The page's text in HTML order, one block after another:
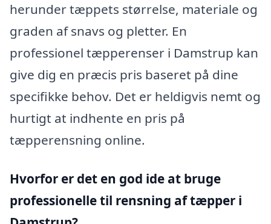
herunder tæppets størrelse, materiale og
graden af snavs og pletter. En
professionel tæpperenser i Damstrup kan
give dig en præcis pris baseret på dine
specifikke behov. Det er heldigvis nemt og
hurtigt at indhente en pris på
tæpperensning online.
Hvorfor er det en god ide at bruge
professionelle til rensning af tæpper i